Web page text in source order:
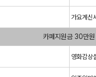
가요계신
카페지원금 30만원
영화감상